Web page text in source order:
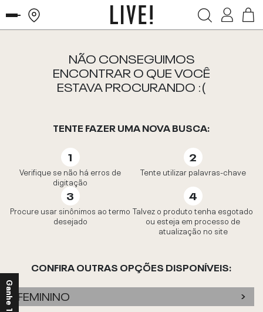
NÃO CONSEGUIMOS
ENCONTRAR O QUE VOCÊ
ESTAVA PROCURANDO :(
TENTE FAZER UMA NOVA BUSCA:
Verifique se não há erros de
digitação
Tente utilizar palavras-chave
Procure usar sinônimos ao termo
desejado
Talvez o produto tenha esgotado
ou esteja em processo de
atualização no site
CONFIRA OUTRAS OPÇÕES DISPONÍVEIS:
FEMININO